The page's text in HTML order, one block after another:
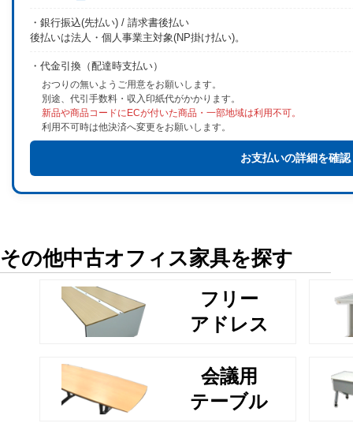
・銀行振込(先払い) / 請求書後払い
後払いは法人・個人事業主対象(NP掛け払い)。
・代金引換（配達時支払い）
おつりの無いようご用意をお願いします。
別途、代引手数料・収入印紙代がかかります。
新品や商品コードにECが付いた商品・一部地域は利用不可。
利用不可時は他決済へ変更をお願いします。
お支払いの詳細を確認
その他中古オフィス家具を探す
フリー
アドレス
会議用
テーブル